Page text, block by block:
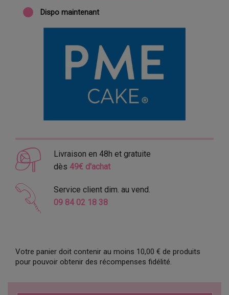
Dispo maintenant
Livraison en 48h et gratuite
dès 49€ d'achat
Service client dim. au vend.
09 84 02 18 38
Votre panier doit contenir au moins 10,00 € de produits
pour pouvoir obtenir des récompenses fidélité.